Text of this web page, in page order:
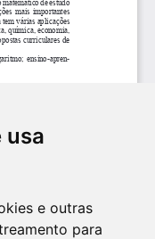
usa
e outras
para